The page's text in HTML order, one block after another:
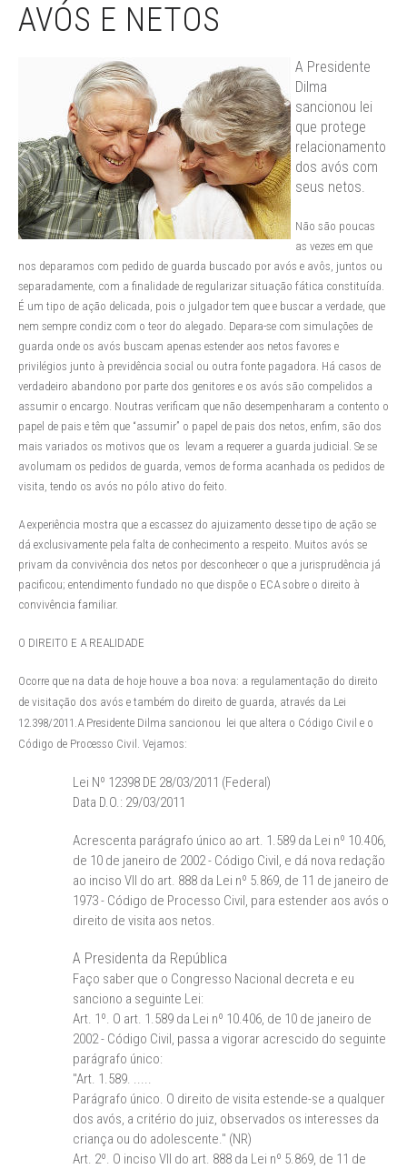
AVÓS E NETOS
A Presidente
Dilma
sancionou lei
que protege
relacionamento
dos avós com
seus netos.
Não são poucas
as vezes em que
nos deparamos com pedido de guarda buscado por avós e avôs, juntos ou
separadamente, com a finalidade de regularizar situação fática constituída.
É um tipo de ação delicada, pois o julgador tem que e buscar a verdade, que
nem sempre condiz com o teor do alegado. Depara-se com simulações de
guarda onde os avós buscam apenas estender aos netos favores e
privilégios junto à previdência social ou outra fonte pagadora. Há casos de
verdadeiro abandono por parte dos genitores e os avós são compelidos a
assumir o encargo. Noutras verificam que não desempenharam a contento o
papel de pais e têm que “assumir” o papel de pais dos netos, enfim, são dos
mais variados os motivos que os levam a requerer a guarda judicial. Se se
avolumam os pedidos de guarda, vemos de forma acanhada os pedidos de
visita, tendo os avós no pólo ativo do feito.
A experiência mostra que a escassez do ajuizamento desse tipo de ação se
dá exclusivamente pela falta de conhecimento a respeito. Muitos avós se
privam da convivência dos netos por desconhecer o que a jurisprudência já
pacificou; entendimento fundado no que dispõe o ECA sobre o direito à
convivência familiar.
O DIREITO E A REALIDADE
Ocorre que na data de hoje houve a boa nova: a regulamentação do direito
de visitação dos avós e também do direito de guarda, através da Lei
12.398/2011.A Presidente Dilma sancionou lei que altera o Código Civil e o
Código de Processo Civil. Vejamos:
Lei Nº 12398 DE 28/03/2011 (Federal)
Data D.O.: 29/03/2011
Acrescenta parágrafo único ao art. 1.589 da Lei nº 10.406,
de 10 de janeiro de 2002 - Código Civil, e dá nova redação
ao inciso VII do art. 888 da Lei nº 5.869, de 11 de janeiro de
1973 - Código de Processo Civil, para estender aos avós o
direito de visita aos netos.
A Presidenta da República
Faço saber que o Congresso Nacional decreta e eu
sanciono a seguinte Lei:
Art. 1º. O art. 1.589 da Lei nº 10.406, de 10 de janeiro de
2002 - Código Civil, passa a vigorar acrescido do seguinte
parágrafo único:
"Art. 1.589. .....
Parágrafo único. O direito de visita estende-se a qualquer
dos avós, a critério do juiz, observados os interesses da
criança ou do adolescente." (NR)
Art. 2º. O inciso VII do art. 888 da Lei nº 5.869, de 11 de